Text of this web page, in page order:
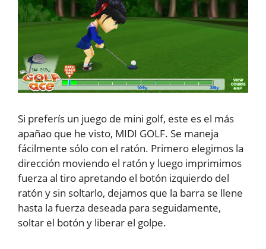
Si preferís un juego de mini golf, este es el más
apañao que he visto, MIDI GOLF. Se maneja
fácilmente sólo con el ratón. Primero elegimos la
dirección moviendo el ratón y luego imprimimos
fuerza al tiro apretando el botón izquierdo del
ratón y sin soltarlo, dejamos que la barra se llene
hasta la fuerza deseada para seguidamente,
soltar el botón y liberar el golpe.